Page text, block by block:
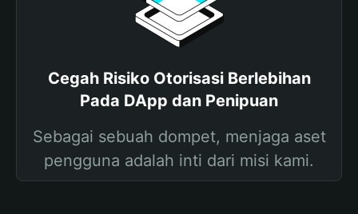
Cegah Risiko Otorisasi Berlebihan
Pada DApp dan Penipuan
Sebagai sebuah dompet, menjaga aset
pengguna adalah inti dari misi kami.